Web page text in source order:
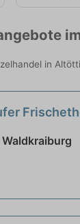
in
Waldkraiburg